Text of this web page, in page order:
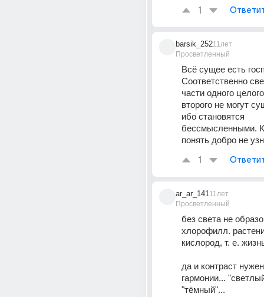
1
barsik_252
Просветленный
11лет
Всё сущее есть
Соответственно
части одного
второго не могут
ибо становятся
бессмысленными.
понять добро не
1
ar_ar_141
Просветленный
11лет
без света не
хлорофилл.
кислород, т. е.
да и контраст
гармонии...
"тёмный"...